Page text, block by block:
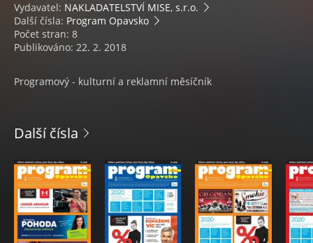
Vydavatel: NAKLADATELSTVÍ MISE, s.r.o.
Další čísla: Program Opavsko
Počet stran: 8
Publikováno: 22. 2. 2018
Programový - kulturní a reklamní měsíčník
Další čísla